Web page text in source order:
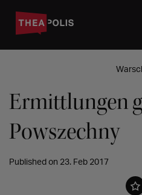
Ermittlungen
Powszechny
Published on 23. Feb 2017